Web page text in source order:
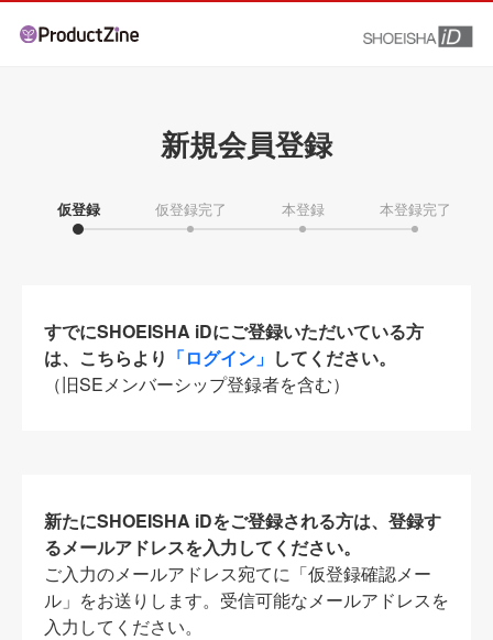
新規会員登録
仮登録 仮登録完了 本登録 本登録完了
すでにSHOEISHA iDにご登録いただいている方
は、こちらより 「ログイン」 してください。
（旧SEメンバーシップ登録者を含む）
新たにSHOEISHA iDをご登録される方は、登録す
るメールアドレスを入力してください。
ご入力のメールアドレス宛てに「仮登録確認メー
ル」をお送りします。受信可能なメールアドレスを
入力してください。